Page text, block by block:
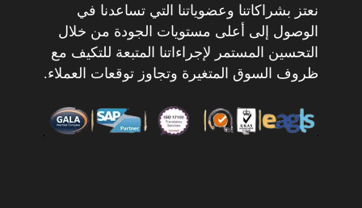
نعتز بشراكاتنا وعضوياتنا التي تساعدنا في
الوصول إلى أعلى مستويات الجودة من خلال
التحسين المستمر لإجراءاتنا المتبعة للتكيف مع
ظروف السوق المتغيرة وتجاوز توقعات العملاء.